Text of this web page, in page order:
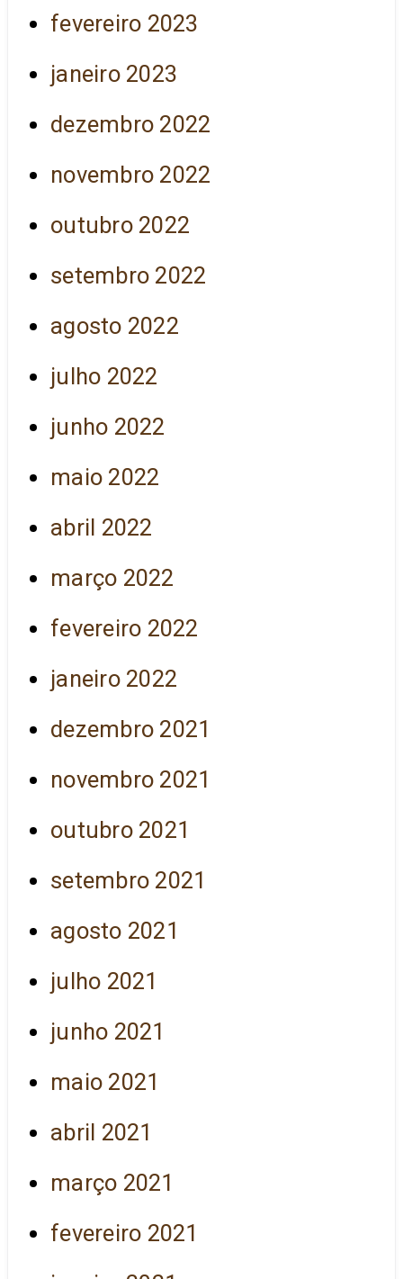
fevereiro 2023
janeiro 2023
dezembro 2022
novembro 2022
outubro 2022
setembro 2022
agosto 2022
julho 2022
junho 2022
maio 2022
abril 2022
março 2022
fevereiro 2022
janeiro 2022
dezembro 2021
novembro 2021
outubro 2021
setembro 2021
agosto 2021
julho 2021
junho 2021
maio 2021
abril 2021
março 2021
fevereiro 2021